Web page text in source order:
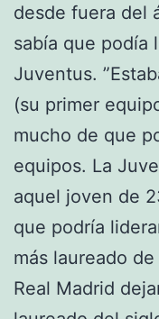
desde fuera del
sabía que podía
Juventus.
(su primer
mucho de que
equipos. La
aquel joven de
que podría
más laureado
Real Madrid